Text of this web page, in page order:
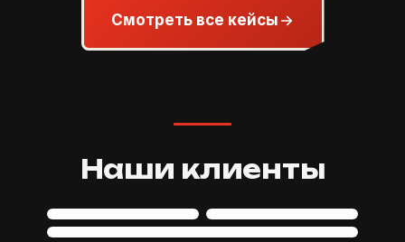
Смотреть все кейсы
Наши клиенты